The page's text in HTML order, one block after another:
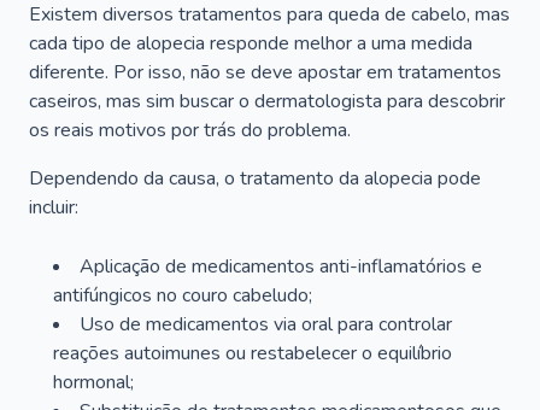
Existem diversos tratamentos para queda de cabelo, mas
cada tipo de alopecia responde melhor a uma medida
diferente. Por isso, não se deve apostar em tratamentos
caseiros, mas sim buscar o dermatologista para descobrir
os reais motivos por trás do problema.
Dependendo da causa, o tratamento da alopecia pode
incluir:
Aplicação de medicamentos anti-inflamatórios e
antifúngicos no couro cabeludo;
Uso de medicamentos via oral para controlar
reações autoimunes ou restabelecer o equilíbrio
hormonal;